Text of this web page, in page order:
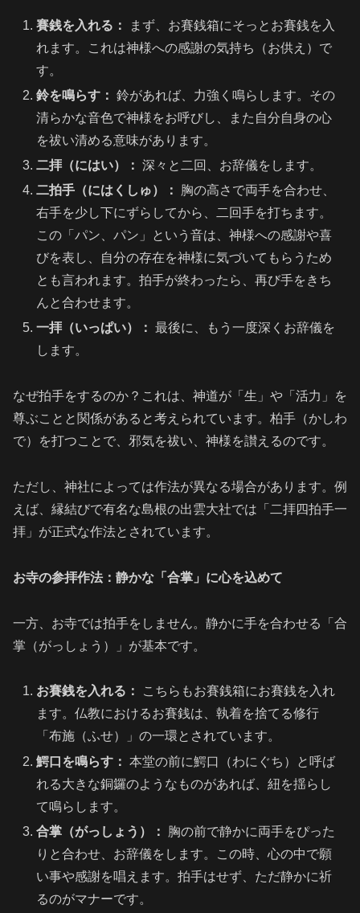
賽銭を入れる：
まず、お賽銭箱にそっとお賽銭を入
れます。これは神様への感謝の気持ち（お供え）で
す。
鈴を鳴らす： 鈴があれば、力強く鳴らします。その
清らかな音色で神様をお呼びし、また自分自身の心
を祓い清める意味があります。
二拝（にはい）： 深々と二回、お辞儀をします。
二拍手（にはくしゅ）：
胸の高さで両手を合わせ、
右手を少し下にずらしてから、二回手を打ちます。
この「パン、パン」という音は、神様への感謝や喜
びを表し、自分の存在を神様に気づいてもらうため
とも言われます。拍手が終わったら、再び手をきち
んと合わせます。
一拝（いっぱい）： 最後に、もう一度深くお辞儀を
します。
なぜ拍手をするのか？これは、神道が「生」や「活力」を
尊ぶことと関係があると考えられています。柏手（かしわ
で）を打つことで、邪気を祓い、神様を讃えるのです。
ただし、神社によっては作法が異なる場合があります。例
えば、縁結びで有名な島根の出雲大社では「二拝四拍手一
拝」が正式な作法とされています。
お寺の参拝作法：静かな「合掌」に心を込めて
一方、お寺では拍手をしません。静かに手を合わせる「合
掌（がっしょう）」が基本です。
お賽銭を入れる：
こちらもお賽銭箱にお賽銭を入れ
ます。仏教におけるお賽銭は、執着を捨てる修行
「布施（ふせ）」の一環とされています。
鰐口を鳴らす： 本堂の前に鰐口（わにぐち）と呼ば
れる大きな銅鑼のようなものがあれば、紐を揺らし
て鳴らします。
合掌（がっしょう）：
胸の前で静かに両手をぴった
りと合わせ、お辞儀をします。この時、心の中で願
い事や感謝を唱えます。拍手はせず、ただ静かに祈
るのがマナーです。